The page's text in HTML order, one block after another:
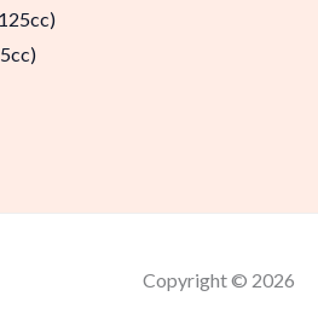
Copyright © 2026